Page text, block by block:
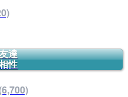
達
性